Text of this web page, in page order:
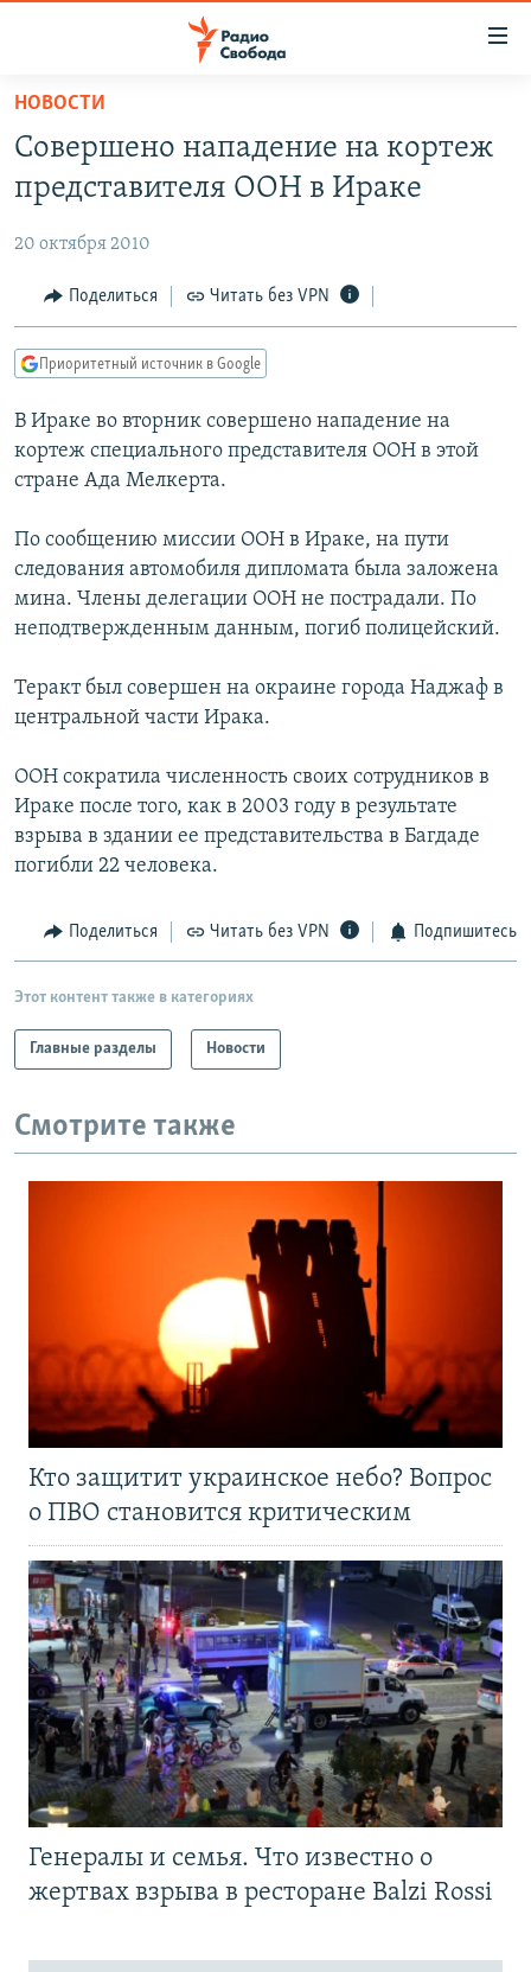
упрощенного
доступа
основному
Вернутся
главной
навигации
Вернутся
поиску
ПОДКАСТЫ
АВТОРСКИЕ ПРОЕКТЫ
ЦИТАТЫ СВОБОДЫ
МНЕНИЯ
IDEL.РЕАЛИИ
КАВКАЗ.РЕАЛИИ
СЕВЕР.РЕАЛИИ
РАСПИСАНИЕ ВЕЩАНИЯ
ПОДПИШИТЕСЬ НА РАССЫЛКУ
Все сайты РСЕ/РС
НОВОСТИ
Совершено нападение на кортеж
представителя ООН в Ираке
20 октября 2010
Поделиться Читать без VPN
Приоритетный источник в Google
В Ираке во вторник совершено нападение на
кортеж специального представителя ООН в этой
стране Ада Мелкерта.
По сообщению миссии ООН в Ираке, на пути
следования автомобиля дипломата была заложена
мина. Члены делегации ООН не пострадали. По
неподтвержденным данным, погиб полицейский.
Теракт был совершен на окраине города Наджаф в
центральной части Ирака.
ООН сократила численность своих сотрудников в
Ираке после того, как в 2003 году в результате
взрыва в здании ее представительства в Багдаде
погибли 22 человека.
Поделиться Читать без VPN Подпишитесь
Этот контент также в категориях
Главные разделы Новости
Смотрите также
Кто защитит украинское небо? Вопрос
о ПВО становится критическим
Генералы и семья. Что известно о
жертвах взрыва в ресторане Balzi Rossi